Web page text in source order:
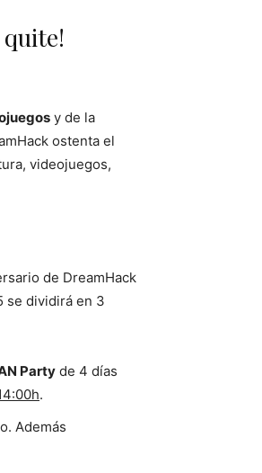
y de la
ostenta el
videojuegos,
de DreamHack
se dividirá en 3
Party de 4 días
.
Además